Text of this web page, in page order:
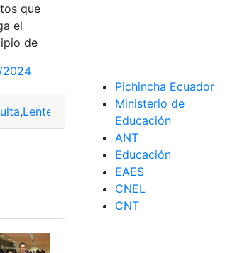
Municipio de Guayaquil
,Municipio de Guayaquil
que
el
de
2024
,Lentes Lentes gratis,Municipio de
Pichincha Ecuador
Ministerio de
Educación
ANT
Educación
EAES
CNEL
CNT